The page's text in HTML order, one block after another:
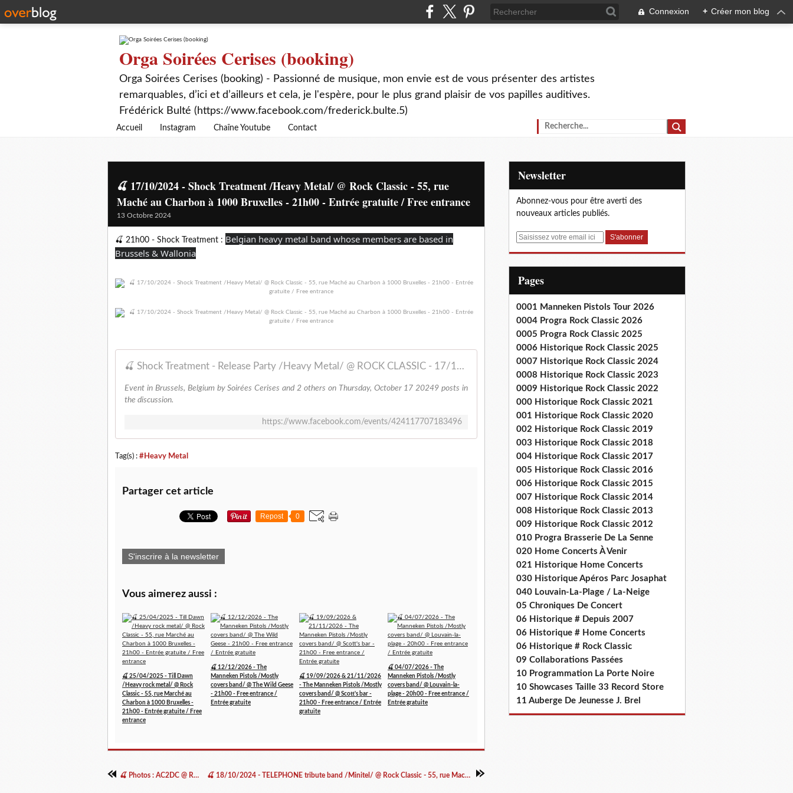
Connexion + Créer mon blog
Orga Soirées Cerises (booking)
Orga Soirées Cerises (booking) - Passionné de musique, mon envie est de vous présenter des artistes
remarquables, d’ici et d’ailleurs et cela, je l'espère, pour le plus grand plaisir de vos papilles auditives.
Frédérick Bulté (https://www.facebook.com/frederick.bulte.5)
Accueil Instagram Chaîne Youtube Contact
🍒 17/10/2024 - Shock Treatment /Heavy Metal/ @ Rock Classic - 55, rue
Maché au Charbon à 1000 Bruxelles - 21h00 - Entrée gratuite / Free entrance
13 Octobre 2024
🍒 21h00 - Shock Treatment : Belgian heavy metal band whose members are based in
Brussels & Wallonia
🍒 Shock Treatment - Release Party /Heavy Metal/ @ ROCK CLASSIC - 17/10/2024
Event in Brussels, Belgium by Soirées Cerises and 2 others on Thursday, October 17 20249 posts in
the discussion.
https://www.facebook.com/events/424117707183496
Tag(s) : #Heavy Metal
Partager cet article
Repost 0
S'inscrire à la newsletter
Vous aimerez aussi :
🍒 25/04/2025 - Till Dawn
/Heavy rock metal/ @ Rock
Classic - 55, rue Marché au
Charbon à 1000 Bruxelles -
21h00 - Entrée gratuite / Free
entrance
🍒 12/12/2026 - The
Manneken Pistols /Mostly
covers band/ @ The Wild Geese
- 21h00 - Free entrance /
Entrée gratuite
🍒 19/09/2026 & 21/11/2026
- The Manneken Pistols /Mostly
covers band/ @ Scott's bar -
21h00 - Free entrance / Entrée
gratuite
🍒 04/07/2026 - The
Manneken Pistols /Mostly
covers band/ @ Louvain-la-
plage - 20h00 - Free entrance /
Entrée gratuite
🍒 Photos : AC2DC @ Rock Classic - 12/10/2024 🍒 18/10/2024 - TELEPHONE tribute band /Minitel/ @ Rock Classic - 55, rue Maché au Charbon à 1000 Bruxelles - 21h00 - Entrée gratuite / Free entrance
Newsletter
Abonnez-vous pour être averti des
nouveaux articles publiés.
E
Pages
0001 Manneken Pistols Tour 2026
0004 Progra Rock Classic 2026
0005 Progra Rock Classic 2025
0006 Historique Rock Classic 2025
0007 Historique Rock Classic 2024
0008 Historique Rock Classic 2023
0009 Historique Rock Classic 2022
000 Historique Rock Classic 2021
001 Historique Rock Classic 2020
002 Historique Rock Classic 2019
003 Historique Rock Classic 2018
004 Historique Rock Classic 2017
005 Historique Rock Classic 2016
006 Historique Rock Classic 2015
007 Historique Rock Classic 2014
008 Historique Rock Classic 2013
009 Historique Rock Classic 2012
010 Progra Brasserie De La Senne
020 Home Concerts À Venir
021 Historique Home Concerts
030 Historique Apéros Parc Josaphat
040 Louvain-La-Plage / La-Neige
05 Chroniques De Concert
06 Historique # Depuis 2007
06 Historique # Home Concerts
06 Historique # Rock Classic
09 Collaborations Passées
10 Programmation La Porte Noire
10 Showcases Taille 33 Record Store
11 Auberge De Jeunesse J. Brel